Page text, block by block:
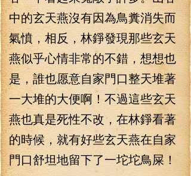
中的玄天燕沒有因為鳥糞消失而
氣憤，相反，林錚發現那些玄天
燕似乎心情非常的不錯，想想也
是，誰也愿意自家門口整天堆著
一大堆的大便啊！不過這些玄天
燕也真是死性不改，在林錚看著
的時候，就有好些玄天燕在自家
門口舒坦地留下了一坨坨鳥屎！